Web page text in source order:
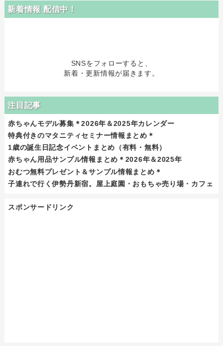
新着情報 配信中！
SNSをフォローすると、
新着・更新情報が届きます。
注目記事
赤ちゃんモデル募集＊2026年＆2025年カレンダー
特典付きのマタニティセミナー情報まとめ＊
1歳の誕生日記念イベントまとめ（有料・無料）
赤ちゃん用品サンプル情報まとめ＊2026年＆2025年
おむつ無料プレゼント＆サンプル情報まとめ＊
子連れで行く伊勢丹新宿。屋上庭園・おもちゃ売り場・カフェ
スポンサードリンク